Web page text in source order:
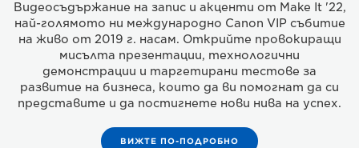
Видеосъдържание на запис и акценти от Make It '22,
най-голямото ни международно Canon VIP събитие
на живо от 2019 г. насам. Открийте провокиращи
мисълта презентации, технологични
демонстрации и таргетирани тестове за
развитие на бизнеса, които да ви помогнат да си
представите и да постигнете нови нива на успех.
ВИЖТЕ ПО-ПОДРОБНО